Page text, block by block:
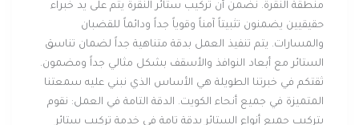
منطقة النقرة. نضمن أن تركيب ستائر النقرة يتم على يد خبراء
حقيقيين يضمنون تثبيتاً آمناً وقوياً جداً ودائماً للقضبان
والمسارات. يتم تنفيذ العمل بدقة متناهية جداً لضمان تناسق
الستائر مع أبعاد النوافذ والأسقف بشكل مثالي جداً ومضمون.
ثقتكم في خبرتنا الطويلة هي الأساس الذي نبني عليه سمعتنا
المتميزة في جميع أنحاء الكويت. الدقة التامة في العمل: نقوم
بتركيب جميع أنواع الستائر بدقة تامة في خدمة تركيب ستائر